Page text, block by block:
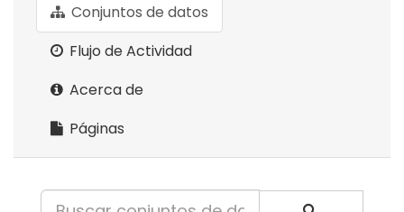
Conjuntos de datos
Flujo de Actividad
Acerca de
Páginas